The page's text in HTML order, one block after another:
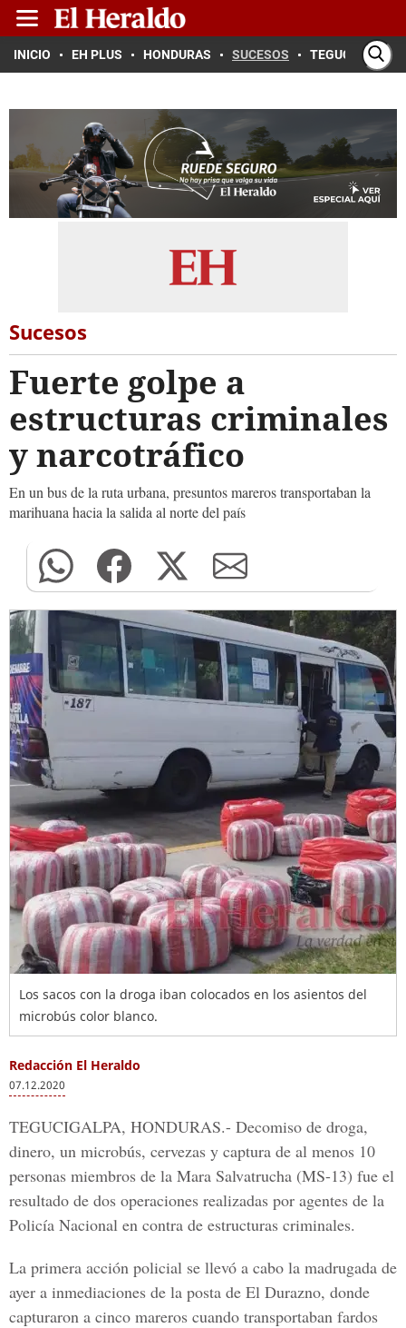
INICIO EH PLUS HONDURAS SUCESOS TEGUCIGALPA
Sucesos
Fuerte golpe a
estructuras criminales
y narcotráfico
En un bus de la ruta urbana, presuntos mareros transportaban la
marihuana hacia la salida al norte del país
Los sacos con la droga iban colocados en los asientos del
microbús color blanco.
Redacción El Heraldo
07.12.2020
TEGUCIGALPA, HONDURAS.- Decomiso de droga,
dinero, un microbús, cervezas y captura de al menos 10
personas miembros de la Mara Salvatrucha (MS-13) fue el
resultado de dos operaciones realizadas por agentes de la
Policía Nacional en contra de estructuras criminales.
La primera acción policial se llevó a cabo la madrugada de
ayer a inmediaciones de la posta de El Durazno, donde
capturaron a cinco mareros cuando transportaban fardos